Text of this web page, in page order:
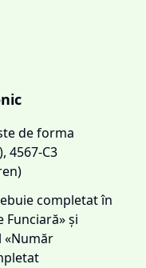
de forma
4567-C3
completat în
Funciară» și
«Număr